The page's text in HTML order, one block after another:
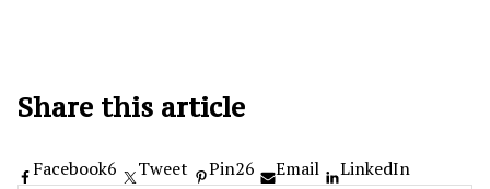
Share this article
Facebook6 Tweet Pin26 Email LinkedIn